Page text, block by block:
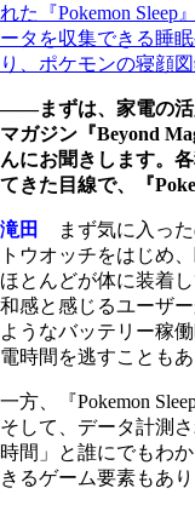
れた『Pokemon
ータを収集できる睡
り、ポケモンの寝顔
――まずは、家電の活
マガジン『Beyond
んにお聞きします。
てきた目線で、『
滝田
まず気に入った
トウオッチをはじめ
ほとんどが体に装着
和感と感じるユーザ
ようなバッテリー稼
電時間を逃すこともあ
一方、『Pokemon
そして、データ計測
時間」と誰にでもわ
きるゲーム要素もあり